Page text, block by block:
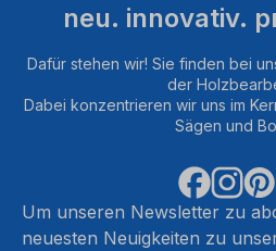
neu. innovativ.
Dafür stehen wir! Sie finden bei
der
Dabei konzentrieren wir uns im
Sägen und
Um unseren Newsletter zu
neuesten Neuigkeiten zu